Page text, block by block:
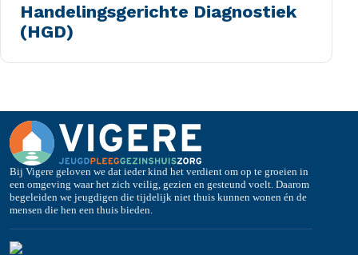
Handelingsgerichte Diagnostiek
(HGD)
Bij Vigere geloven we dat ieder kind het verdient om op te groeien in
een omgeving waar het zich veilig, gezien en gesteund voelt. Daarom
begeleiden we jeugdigen die tijdelijk niet thuis kunnen wonen én de
mensen die hen een thuis bieden.